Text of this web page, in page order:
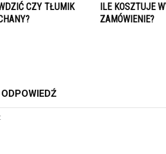
CZY TŁUMIK
ILE KOSZTUJE
ZAMÓWIENIE?